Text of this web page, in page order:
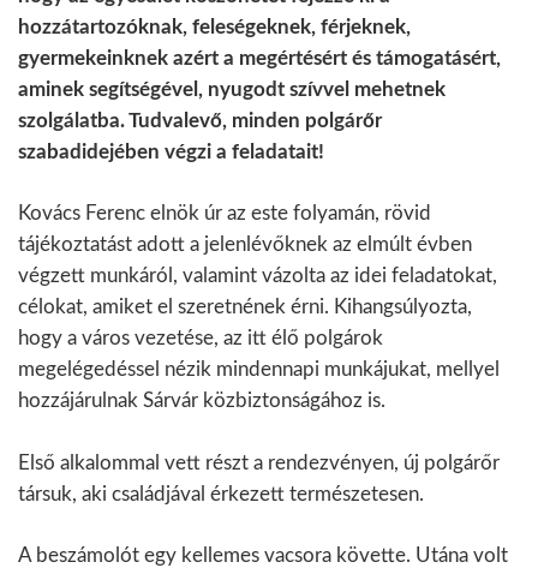
hozzátartozóknak, feleségeknek, férjeknek,
gyermekeinknek azért a megértésért és támogatásért,
aminek segítségével, nyugodt szívvel mehetnek
szolgálatba. Tudvalevő, minden polgárőr
szabadidejében végzi a feladatait!
Kovács Ferenc elnök úr az este folyamán, rövid
tájékoztatást adott a jelenlévőknek az elmúlt évben
végzett munkáról, valamint vázolta az idei feladatokat,
célokat, amiket el szeretnének érni. Kihangsúlyozta,
hogy a város vezetése, az itt élő polgárok
megelégedéssel nézik mindennapi munkájukat, mellyel
hozzájárulnak Sárvár közbiztonságához is.
Első alkalommal vett részt a rendezvényen, új polgárőr
társuk, aki családjával érkezett természetesen.
A beszámolót egy kellemes vacsora követte. Utána volt